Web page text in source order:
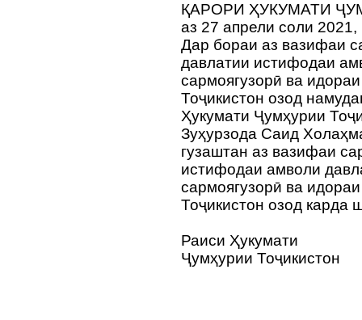
ҚАРОРИ ҲУКУМАТИ
аз 27 апрели соли
Дар бораи аз вазифаи
давлатии истифодаи
сармоягузорӣ ва
Тоҷикистон озод
Ҳукумати Ҷумҳурии
Зуҳурзода Саид
гузаштан аз вазифаи
истифодаи амволи
сармоягузорӣ ва
Тоҷикистон озод карда
Раиси Ҳукумати
Ҷумҳурии Тоҷикистон